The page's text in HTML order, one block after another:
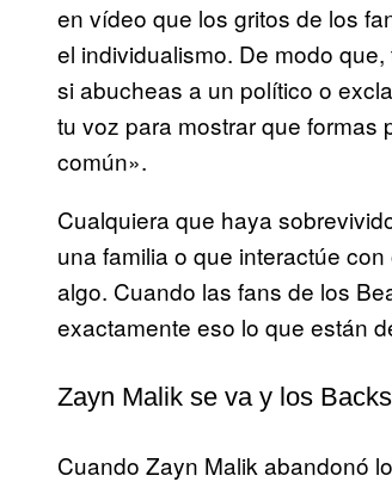
en vídeo que los gritos de los
el individualismo. De modo
si abucheas a un político o
tu voz para mostrar que
común».
Cualquiera que haya
una familia o que interactúe
algo. Cuando las fans de los
exactamente eso lo que están
Zayn Malik se va y los
Cuando Zayn Malik abandonó